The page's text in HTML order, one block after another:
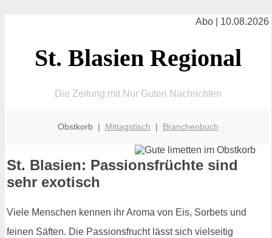
Abo | 10.08.2026
St. Blasien Regional
Die Zeitung mit Nur Guten Nachrichten
Obstkorb | Mittagstisch | Branchenbuch
St. Blasien: Passionsfrüchte sind
sehr exotisch
Viele Menschen kennen ihr Aroma von Eis, Sorbets und
feinen Säften. Die Passionsfrucht lässt sich vielseitig